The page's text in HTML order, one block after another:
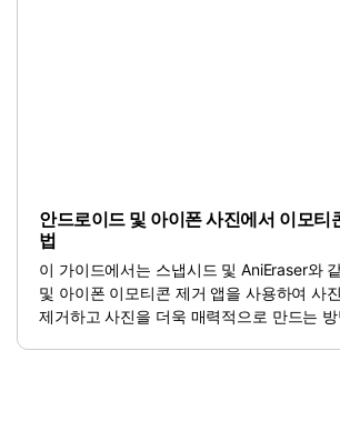
안드로이드 및 아이폰 사진에서 이모티
법
이 가이드에서는 스냅시드 및 AniEraser와
및 아이폰 이모티콘 제거 앱을 사용하여 사
제거하고 사진을 더욱 매력적으로 만드는